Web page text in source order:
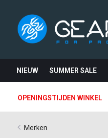
NIEUW SUMMER SALE
OPENINGSTIJDEN WINKEL
Merken